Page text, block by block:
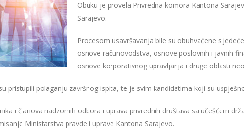
Obuku je provela Privredna komora Kantona
Sarajevo.
Procesom usavršavanja bile su obuhvaćene
osnove računovodstva, osnove poslovnih i javnih
osnove korporativnog upravljanja i druge oblasti
pristupili polaganju završnog ispita, te je svim kandidatima koji su
i članova nadzornih odbora i uprava privrednih društava sa učešćem
Ministarstva pravde i uprave Kantona Sarajevo.